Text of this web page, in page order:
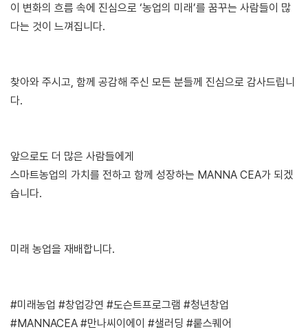
이 변화의 흐름 속에 진심으로 ‘농업의 미래’를 꿈꾸는 사람들이 많
다는 것이 느껴집니다.
찾아와 주시고, 함께 공감해 주신 모든 분들께 진심으로 감사드립니
다.
앞으로도 더 많은 사람들에게
스마트농업의 가치를 전하고 함께 성장하는 MANNA CEA가 되겠
습니다.
미래 농업을 재배합니다.
#미래농업 #창업강연 #도슨트프로그램 #청년창업
#MANNACEA #만나씨이에이 #샐러딩 #뤁스퀘어